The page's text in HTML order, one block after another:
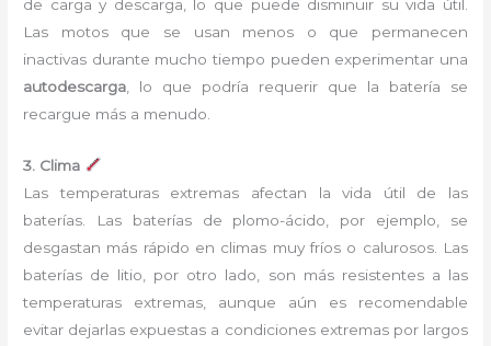
de carga y descarga, lo que puede disminuir su vida útil.
Las motos que se usan menos o que permanecen
inactivas durante mucho tiempo pueden experimentar una
autodescarga , lo que podría requerir que la batería se
recargue más a menudo.
3. Clima
Las temperaturas extremas afectan la vida útil de las
baterías. Las baterías de plomo-ácido, por ejemplo, se
desgastan más rápido en climas muy fríos o calurosos. Las
baterías de litio, por otro lado, son más resistentes a las
temperaturas extremas, aunque aún es recomendable
evitar dejarlas expuestas a condiciones extremas por largos